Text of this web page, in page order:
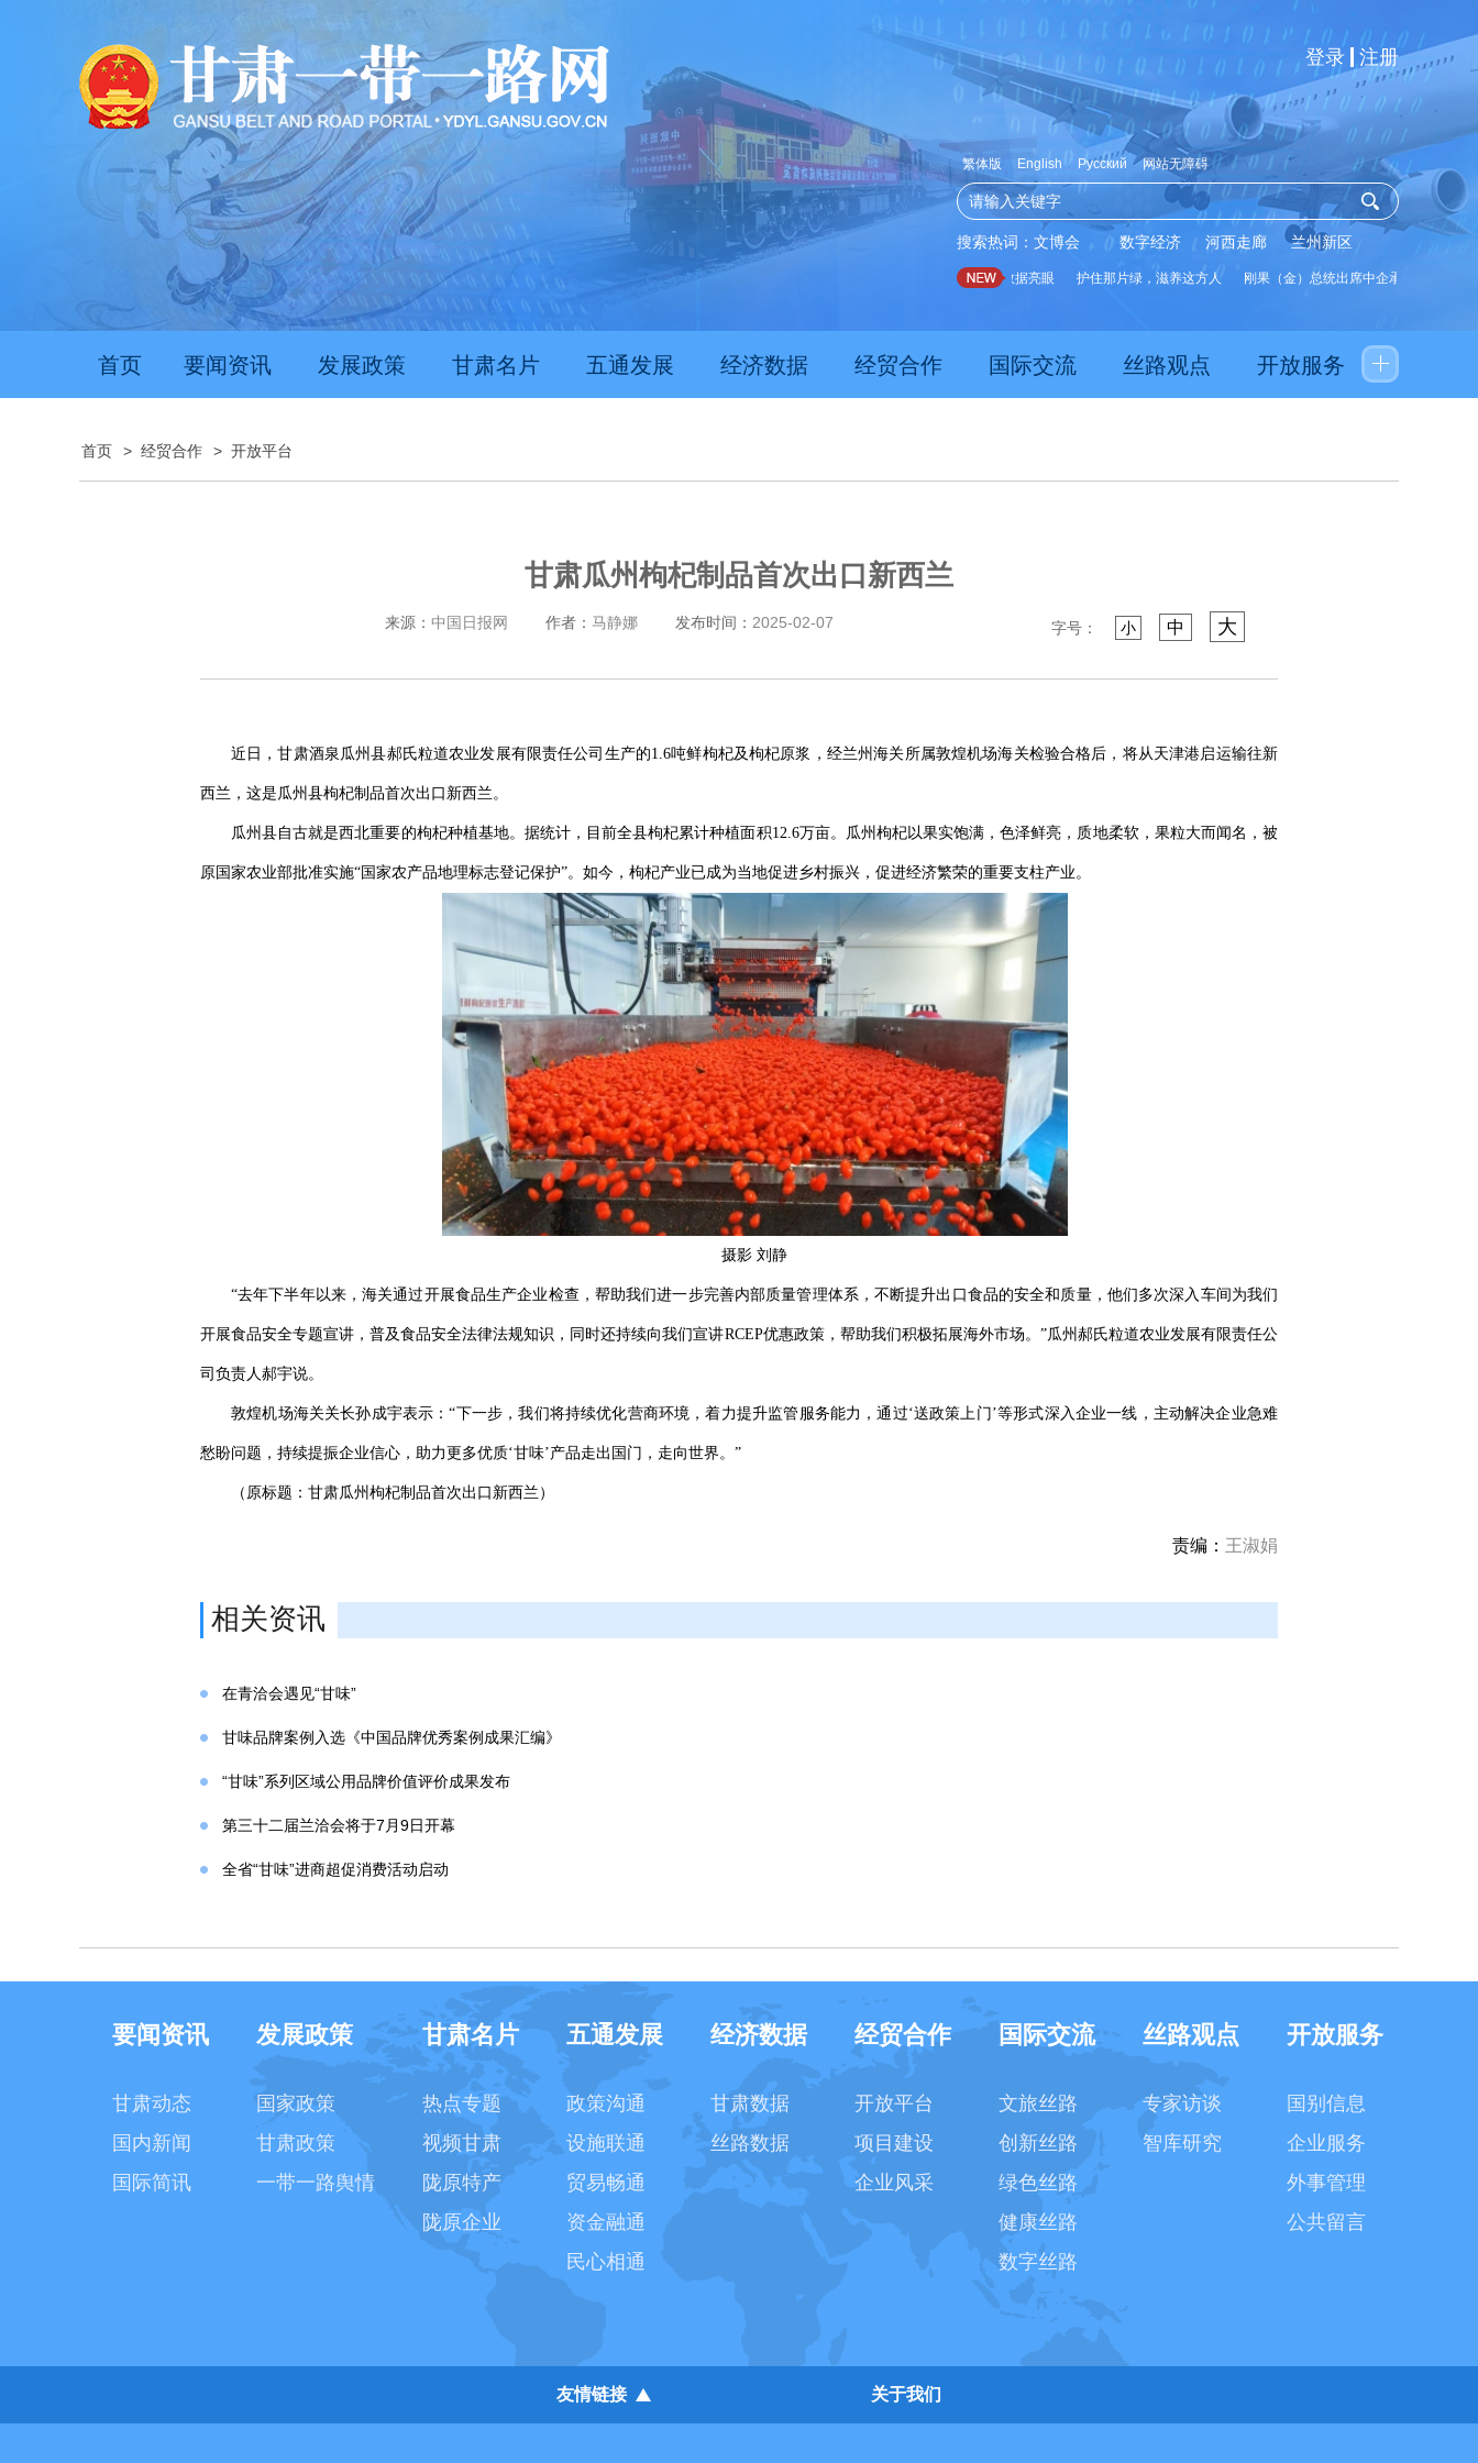
登录 注册
繁体版 English Русский 网站无障碍
搜索热词： 文博会 数字经济 河西走廊 兰州新区
推动经济持续向新向优向好发展 甘肃上半年新质生产力发展数据亮眼 护住那片绿，滋养这方人 刚果（金）总统出席中企承建水厂启用仪式
首页 要闻资讯 发展政策 甘肃名片 五通发展 经济数据 经贸合作 国际交流 丝路观点 开放服务
首页 > 经贸合作 > 开放平台
甘肃瓜州枸杞制品首次出口新西兰
来源： 中国日报网 作者： 马静娜 发布时间： 2025-02-07 字号： 小 中 大
近日，甘肃酒泉瓜州县郝氏粒道农业发展有限责任公司生产的1.6吨鲜枸杞及枸杞原浆，经兰州海关所属敦煌机场海关检验合格后，将从天津港启运输往新
西兰，这是瓜州县枸杞制品首次出口新西兰。
瓜州县自古就是西北重要的枸杞种植基地。据统计，目前全县枸杞累计种植面积12.6万亩。瓜州枸杞以果实饱满，色泽鲜亮，质地柔软，果粒大而闻名，被
原国家农业部批准实施“国家农产品地理标志登记保护”。如今，枸杞产业已成为当地促进乡村振兴，促进经济繁荣的重要支柱产业。
摄影 刘静
“去年下半年以来，海关通过开展食品生产企业检查，帮助我们进一步完善内部质量管理体系，不断提升出口食品的安全和质量，他们多次深入车间为我们
开展食品安全专题宣讲，普及食品安全法律法规知识，同时还持续向我们宣讲RCEP优惠政策，帮助我们积极拓展海外市场。”瓜州郝氏粒道农业发展有限责任公
司负责人郝宇说。
敦煌机场海关关长孙成宇表示：“下一步，我们将持续优化营商环境，着力提升监管服务能力，通过‘送政策上门’等形式深入企业一线，主动解决企业急难
愁盼问题，持续提振企业信心，助力更多优质‘甘味’产品走出国门，走向世界。”
（原标题：甘肃瓜州枸杞制品首次出口新西兰）
责编： 王淑娟
相关资讯
在青洽会遇见“甘味”
甘味品牌案例入选《中国品牌优秀案例成果汇编》
“甘味”系列区域公用品牌价值评价成果发布
第三十二届兰洽会将于7月9日开幕
全省“甘味”进商超促消费活动启动
要闻资讯
甘肃动态
国内新闻
国际简讯
发展政策
国家政策
甘肃政策
一带一路舆情
甘肃名片
热点专题
视频甘肃
陇原特产
陇原企业
五通发展
政策沟通
设施联通
贸易畅通
资金融通
民心相通
经济数据
甘肃数据
丝路数据
经贸合作
开放平台
项目建设
企业风采
国际交流
文旅丝路
创新丝路
绿色丝路
健康丝路
数字丝路
丝路观点
专家访谈
智库研究
开放服务
国别信息
企业服务
外事管理
公共留言
友情链接 关于我们